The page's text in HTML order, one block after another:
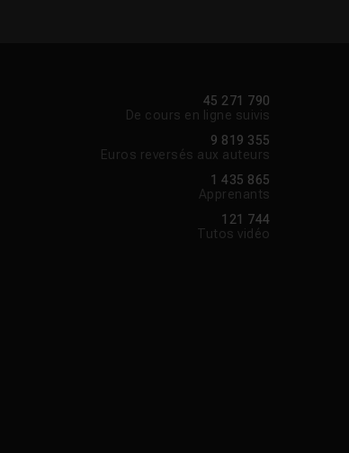
45 271 790
De cours en ligne suivis
9 819 355
Euros reversés aux auteurs
1 435 865
Apprenants
121 744
Tutos vidéo